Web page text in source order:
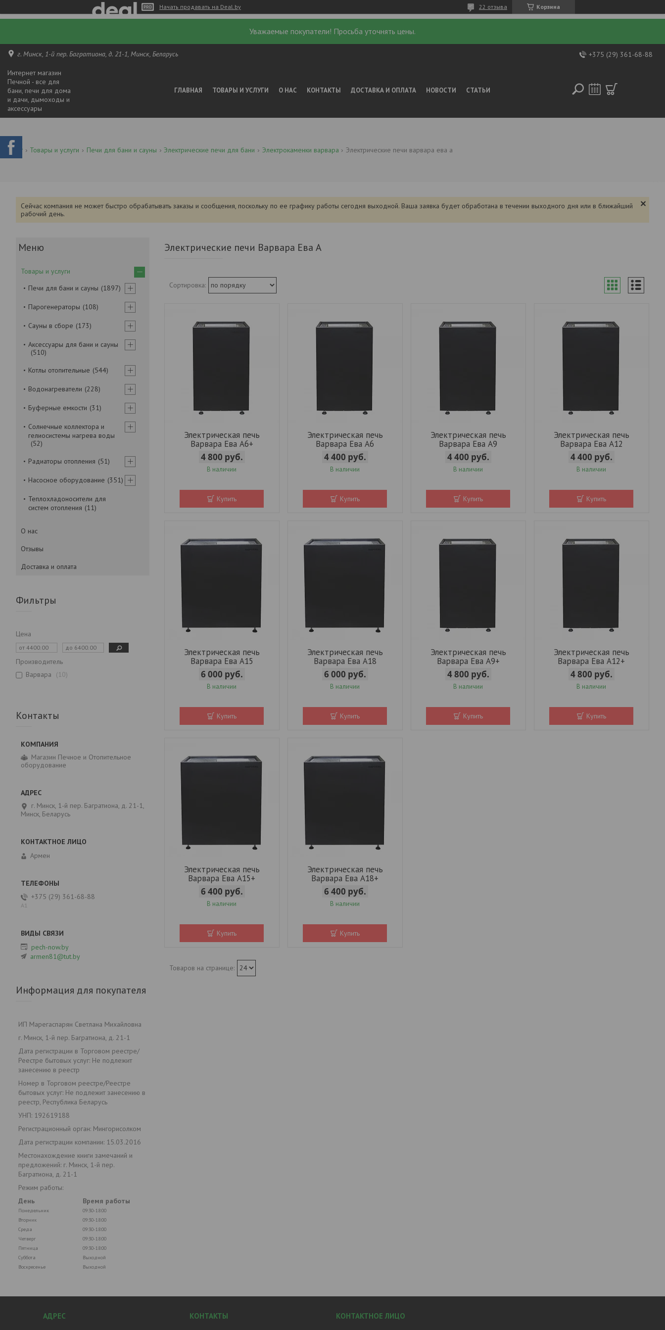
Начать продавать на Deal.by Корзина
22 отзыва
Уважаемые покупатели! Просьба уточнять цены.
г. Минск, 1-й пер. Багратиона, д. 21-1, Минск, Беларусь +375 (29) 361-68-88
Интернет магазин
Печной - все для
бани, печи для дома
и дачи, дымоходы и
аксессуары
ГЛАВНАЯ ТОВАРЫ И УСЛУГИ О НАС КОНТАКТЫ ДОСТАВКА И ОПЛАТА НОВОСТИ СТАТЬИ
Товары и услуги Печи для бани и сауны Электрические печи для бани Электрокаменки варвара Электрические печи варвара ева а
Сейчас компания не может быстро обрабатывать заказы и сообщения, поскольку по ее графику работы сегодня выходной. Ваша заявка будет обработана в течении выходного дня или в ближайший
рабочий день.
Электрические печи Варвара Ева А
Электрическая печь
Варвара Ева А6+
4 800 руб.
В наличии
Купить
Электрическая печь
Варвара Ева А6
4 400 руб.
В наличии
Купить
Электрическая печь
Варвара Ева А9
4 400 руб.
В наличии
Купить
Электрическая печь
Варвара Ева А12
4 400 руб.
В наличии
Купить
Электрическая печь
Варвара Ева А15
6 000 руб.
В наличии
Купить
Электрическая печь
Варвара Ева А18
6 000 руб.
В наличии
Купить
Электрическая печь
Варвара Ева А9+
4 800 руб.
В наличии
Купить
Электрическая печь
Варвара Ева А12+
4 800 руб.
В наличии
Купить
Электрическая печь
Варвара Ева А15+
6 400 руб.
В наличии
Купить
Электрическая печь
Варвара Ева А18+
6 400 руб.
В наличии
Купить
Товары и услуги
Печи для бани и сауны
1897
Парогенераторы 108
Сауны в сборе 173
Аксессуары для бани и сауны
510
Котлы отопительные
544
Водонагреватели 228
Буферные емкости 31
Солнечные коллектора и
гелиосистемы нагрева воды
52
Радиаторы отопления
51
Насосное оборудование 351
Теплохладоносители для
систем отопления
11
О нас
Отзывы
Доставка и оплата
Фильтры
Цена
Производитель
Варвара
10
Контакты
Магазин Печное и Отопительное
оборудование
г. Минск, 1-й пер. Багратиона, д. 21-1,
Минск, Беларусь
Армен
+375 (29) 361-68-88
А1
pech-now.by
armen81@tut.by
Информация для покупателя
ИП Марегаспарян Светлана Михайловна
г. Минск, 1-й пер. Багратиона, д. 21-1
Дата регистрации в Торговом реестре/
Реестре бытовых услуг: Не подлежит
занесению в реестр
Номер в Торговом реестре/Реестре
бытовых услуг: Не подлежит занесению в
реестр, Республика Беларусь
УНП: 192619188
Регистрационный орган: Мингорисолком
Дата регистрации компании: 15.03.2016
Местонахождение книги замечаний и
предложений: г. Минск, 1-й пер.
Багратиона, д. 21-1
Режим работы:
День
Время работы
Понедельник
09:30-18:00
Вторник
09:30-18:00
Среда
09:30-18:00
Четверг
09:30-18:00
Пятница
09:30-18:00
Суббота
Выходной
Воскресенье
Выходной